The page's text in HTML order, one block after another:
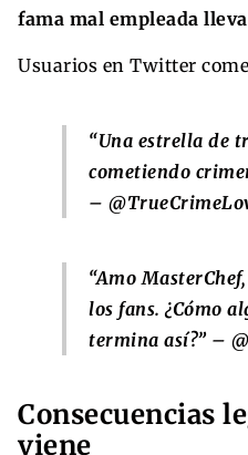
fama mal empleada
Usuarios en Twitter
“Una estrella de
cometiendo
–
“Amo
los fans. ¿Cómo
termina así?” –
Consecuencias
viene